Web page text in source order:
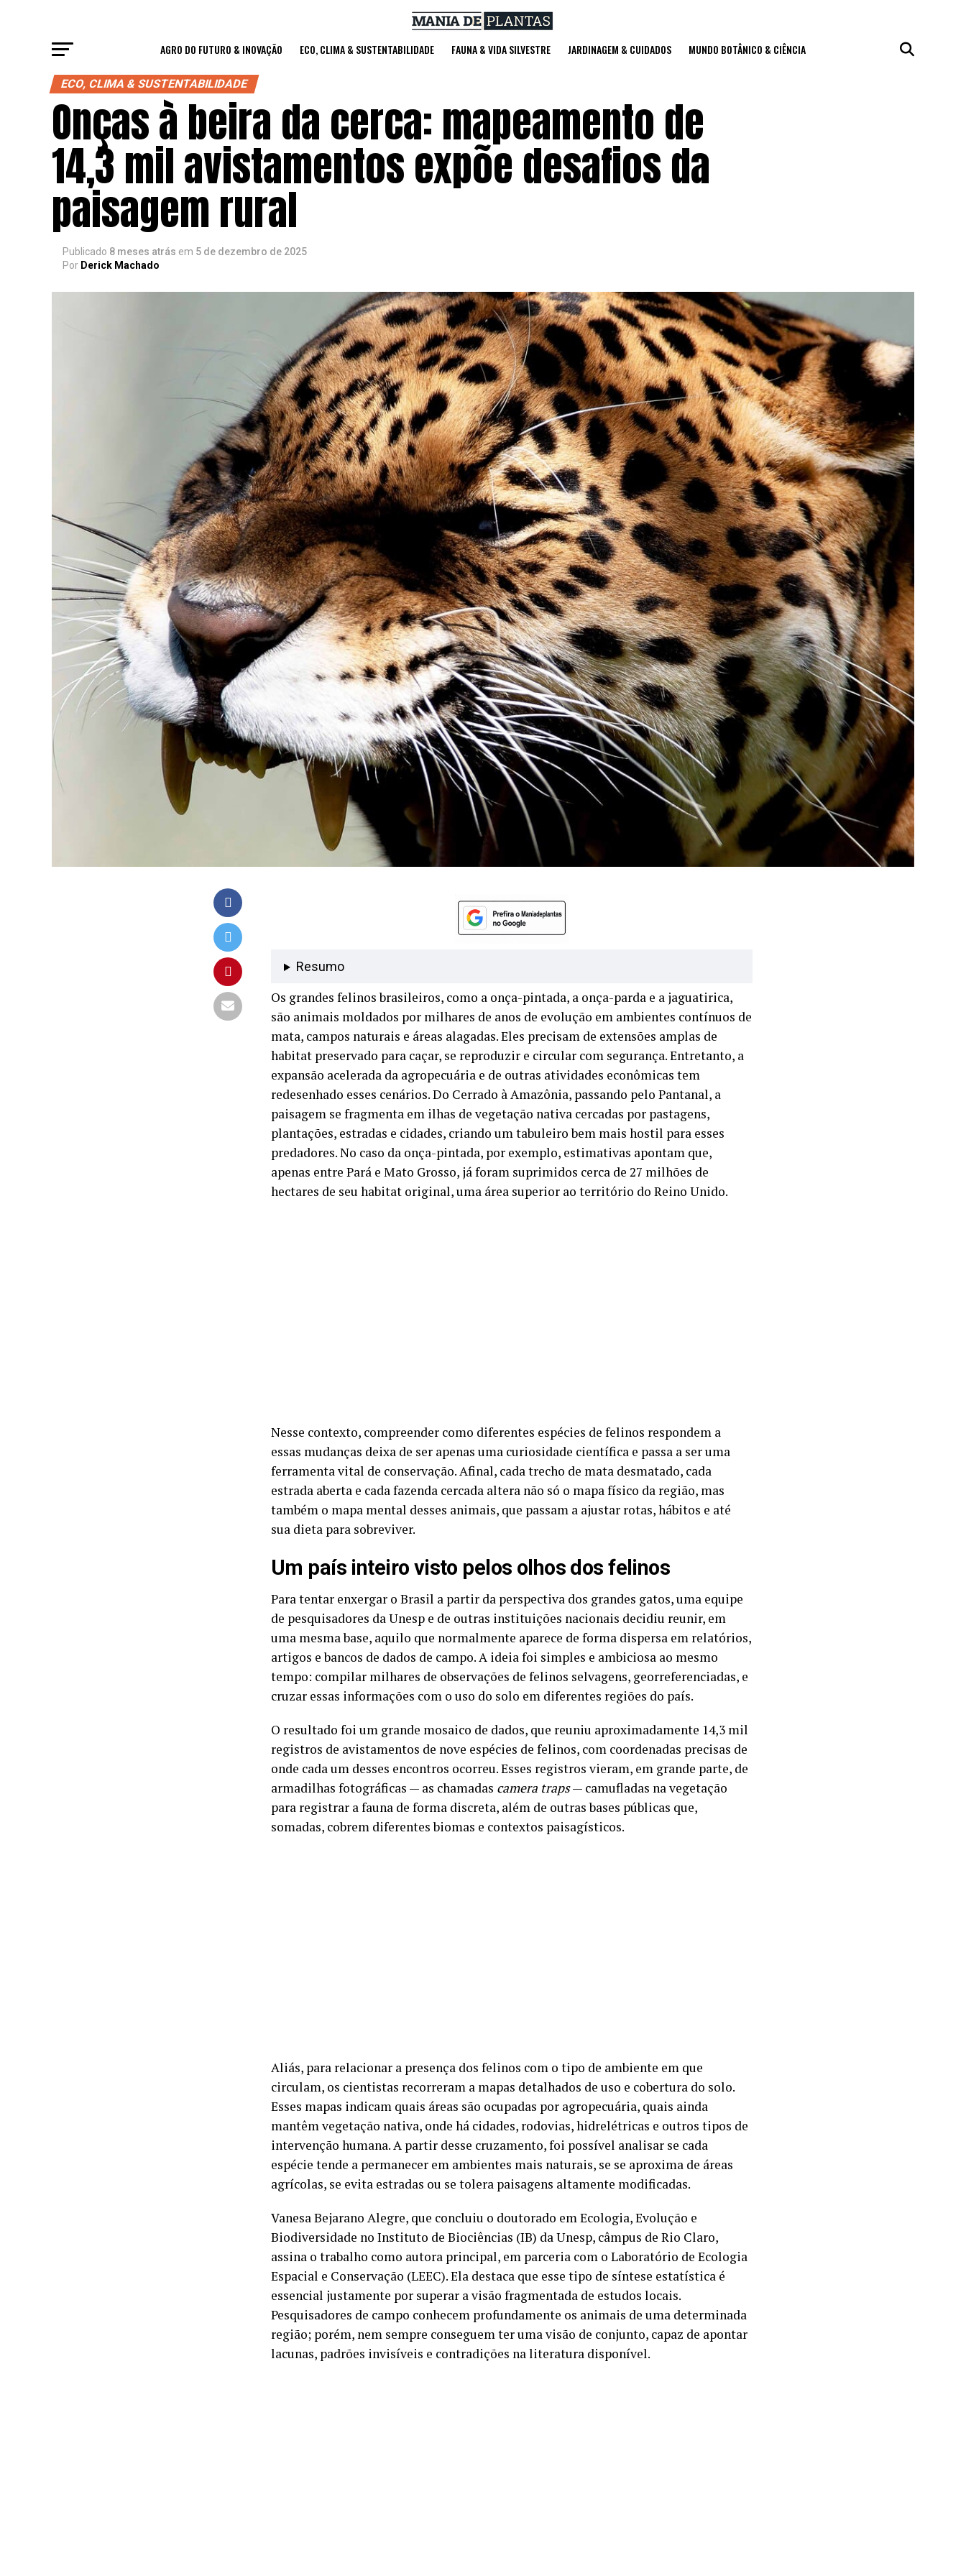
AGRO DO FUTURO & INOVAÇÃO ECO, CLIMA & SUSTENTABILIDADE FAUNA & VIDA SILVESTRE JARDINAGEM & CUIDADOS MUNDO BOTÂNICO & CIÊNCIA
ECO, CLIMA & SUSTENTABILIDADE
Onças à beira da cerca: mapeamento de
14,3 mil avistamentos expõe desafios da
paisagem rural
Publicado 8 meses atrás em 5 de dezembro de 2025
Por Derick Machado
Resumo
Os grandes felinos brasileiros, como a onça-pintada, a onça-parda e a jaguatirica,
são animais moldados por milhares de anos de evolução em ambientes contínuos de
mata, campos naturais e áreas alagadas. Eles precisam de extensões amplas de
habitat preservado para caçar, se reproduzir e circular com segurança. Entretanto, a
expansão acelerada da agropecuária e de outras atividades econômicas tem
redesenhado esses cenários. Do Cerrado à Amazônia, passando pelo Pantanal, a
paisagem se fragmenta em ilhas de vegetação nativa cercadas por pastagens,
plantações, estradas e cidades, criando um tabuleiro bem mais hostil para esses
predadores. No caso da onça-pintada, por exemplo, estimativas apontam que,
apenas entre Pará e Mato Grosso, já foram suprimidos cerca de 27 milhões de
hectares de seu habitat original, uma área superior ao território do Reino Unido.
Nesse contexto, compreender como diferentes espécies de felinos respondem a
essas mudanças deixa de ser apenas uma curiosidade científica e passa a ser uma
ferramenta vital de conservação. Afinal, cada trecho de mata desmatado, cada
estrada aberta e cada fazenda cercada altera não só o mapa físico da região, mas
também o mapa mental desses animais, que passam a ajustar rotas, hábitos e até
sua dieta para sobreviver.
Um país inteiro visto pelos olhos dos felinos
Para tentar enxergar o Brasil a partir da perspectiva dos grandes gatos, uma equipe
de pesquisadores da Unesp e de outras instituições nacionais decidiu reunir, em
uma mesma base, aquilo que normalmente aparece de forma dispersa em relatórios,
artigos e bancos de dados de campo. A ideia foi simples e ambiciosa ao mesmo
tempo: compilar milhares de observações de felinos selvagens, georreferenciadas, e
cruzar essas informações com o uso do solo em diferentes regiões do país.
O resultado foi um grande mosaico de dados, que reuniu aproximadamente 14,3 mil
registros de avistamentos de nove espécies de felinos, com coordenadas precisas de
onde cada um desses encontros ocorreu. Esses registros vieram, em grande parte, de
armadilhas fotográficas — as chamadas camera traps— camufladas na vegetação
para registrar a fauna de forma discreta, além de outras bases públicas que,
somadas, cobrem diferentes biomas e contextos paisagísticos.
Aliás, para relacionar a presença dos felinos com o tipo de ambiente em que
circulam, os cientistas recorreram a mapas detalhados de uso e cobertura do solo.
Esses mapas indicam quais áreas são ocupadas por agropecuária, quais ainda
mantêm vegetação nativa, onde há cidades, rodovias, hidrelétricas e outros tipos de
intervenção humana. A partir desse cruzamento, foi possível analisar se cada
espécie tende a permanecer em ambientes mais naturais, se se aproxima de áreas
agrícolas, se evita estradas ou se tolera paisagens altamente modificadas.
Vanesa Bejarano Alegre, que concluiu o doutorado em Ecologia, Evolução e
Biodiversidade no Instituto de Biociências (IB) da Unesp, câmpus de Rio Claro,
assina o trabalho como autora principal, em parceria com o Laboratório de Ecologia
Espacial e Conservação (LEEC). Ela destaca que esse tipo de síntese estatística é
essencial justamente por superar a visão fragmentada de estudos locais.
Pesquisadores de campo conhecem profundamente os animais de uma determinada
região; porém, nem sempre conseguem ter uma visão de conjunto, capaz de apontar
lacunas, padrões invisíveis e contradições na literatura disponível.